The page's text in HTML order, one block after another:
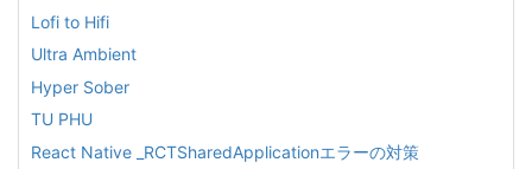
Lofi to Hifi
Ultra Ambient
Hyper Sober
TU PHU
React Native _RCTSharedApplicationエラーの対策